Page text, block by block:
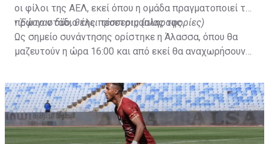
οι φίλοι της ΑΕΛ, εκεί όπου η ομάδα πραγματοποιεί το
πρώτο στάδιο της προετοιμασίας της.
•Έφυγαν δύο, θέλει τέσσερις (πληροφορίες)
Ως σημείο συνάντησης ορίστηκε η Άλασσα, όπου θα
μαζευτούν η ώρα 16:00 και από εκεί θα αναχωρήσουν
της ομάδας.